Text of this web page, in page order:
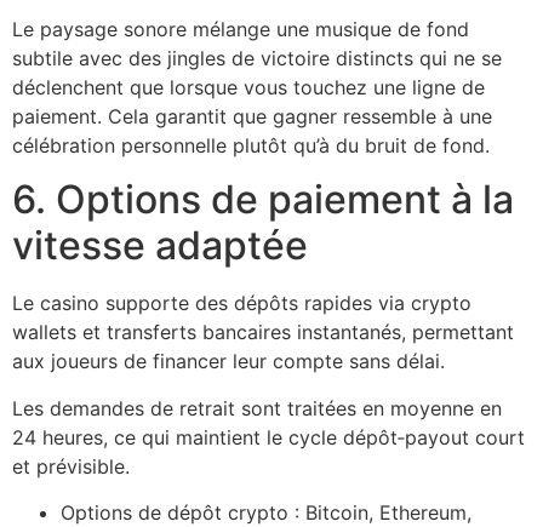
Le paysage sonore mélange une musique de fond
subtile avec des jingles de victoire distincts qui ne se
déclenchent que lorsque vous touchez une ligne de
paiement. Cela garantit que gagner ressemble à une
célébration personnelle plutôt qu’à du bruit de fond.
6. Options de paiement à la
vitesse adaptée
Le casino supporte des dépôts rapides via crypto
wallets et transferts bancaires instantanés, permettant
aux joueurs de financer leur compte sans délai.
Les demandes de retrait sont traitées en moyenne en
24 heures, ce qui maintient le cycle dépôt‑payout court
et prévisible.
Options de dépôt crypto : Bitcoin, Ethereum,